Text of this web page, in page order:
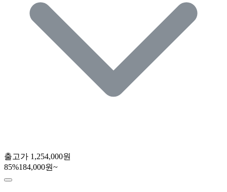
출고가 1,254,000원
85%184,000원~